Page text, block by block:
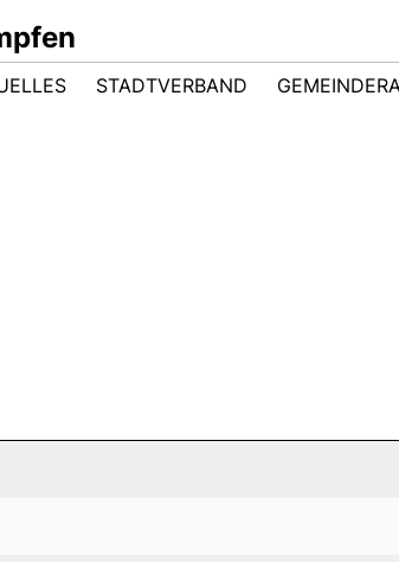
STADTVERBAND